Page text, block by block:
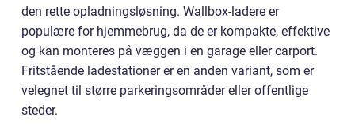
den rette opladningsløsning. Wallbox-ladere er
populære for hjemmebrug, da de er kompakte, effektive
og kan monteres på væggen i en garage eller carport.
Fritstående ladestationer er en anden variant, som er
velegnet til større parkeringsområder eller offentlige
steder.